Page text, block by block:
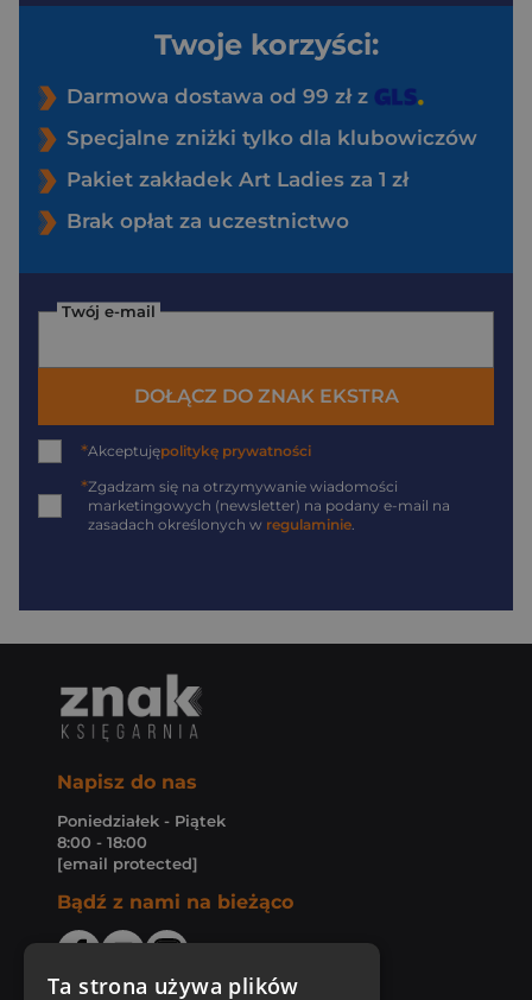
Twoje korzyści:
Darmowa dostawa od 99 zł z
Specjalne zniżki tylko dla klubowiczów
Pakiet zakładek Art Ladies za 1 zł
Brak opłat za uczestnictwo
Twój e-mail
DOŁĄCZ DO ZNAK EKSTRA
*Akceptujępolitykę prywatności
*Zgadzam się na otrzymywanie wiadomości
marketingowych (newsletter) na podany e-mail na
zasadach określonych w regulaminie.
Napisz do nas
Poniedziałek - Piątek
8:00 - 18:00
[email protected]
Bądź z nami na bieżąco
Ta strona używa plików